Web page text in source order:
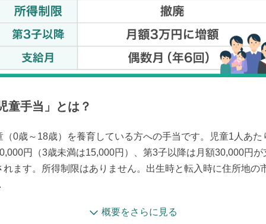
童手当 」とは？
（0歳～18歳）を養育している方への手当です。児童1人あた
円（3歳未満は15,000円）、第3子以降は月額30,000円が
れます。所得制限はありません。出生時と転入時に住所地の
概要をさらに見る